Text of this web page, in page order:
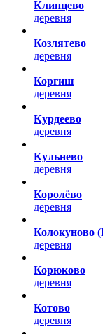
Клинцево
деревня
Козлятево
деревня
Коргиш
деревня
Курдеево
деревня
Кульнево
деревня
Королёво
деревня
Колокуново
деревня
Корюково
деревня
Котово
деревня